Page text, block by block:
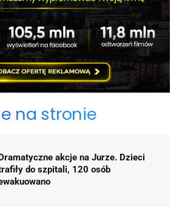
na stronie
akcje na Jurze. Dzieci
do szpitali, 120 osób